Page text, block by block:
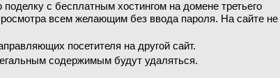
с бесплатным хостингом на домене третьего
всем желающим без ввода пароля. На сайте не
посетителя на другой сайт.
содержимым будут удаляться.